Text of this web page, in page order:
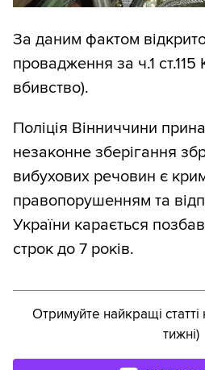
За даним фактом
провадження за ч.1
вбивство).
Поліція Вінниччини
незаконне зберігання
вибухових речовин є
правопорушенням та
України карається
строк до 7 років.
Отримуйте найкращі
тижні)